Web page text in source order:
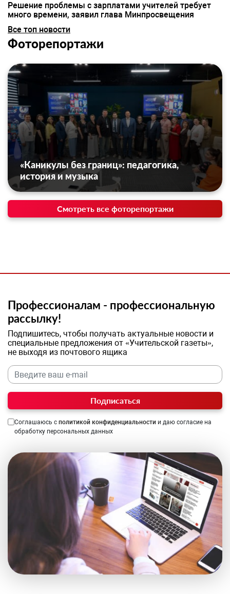
Решение проблемы с зарплатами учителей требует
много времени, заявил глава Минпросвещения
Все топ новости
Фоторепортажи
«Каникулы без границ»: педагогика,
история и музыка
Смотреть все фоторепортажи
Профессионалам - профессиональную
рассылку!
Подпишитесь, чтобы получать актуальные новости и
специальные предложения от «Учительской газеты»,
не выходя из почтового ящика
Подписаться
Соглашаюсь с политикой конфиденциальности и даю согласие на
обработку персональных данных